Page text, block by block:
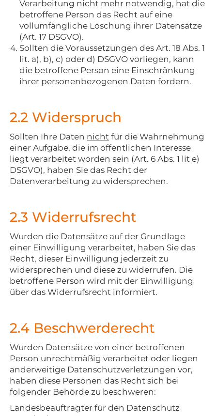
Verarbeitung nicht mehr notwendig, hat die
betroffene Person das Recht auf eine
vollumfängliche Löschung ihrer Datensätze
(Art. 17 DSGVO).
Sollten die Voraussetzungen des Art. 18 Abs. 1
lit. a), b), c) oder d) DSGVO vorliegen, kann
die betroffene Person eine Einschränkung
ihrer personenbezogenen Daten fordern.
2.2 Widerspruch
Sollten Ihre Daten nicht für die Wahrnehmung
einer Aufgabe, die im öffentlichen Interesse
liegt verarbeitet worden sein (Art. 6 Abs. 1 lit e)
DSGVO), haben Sie das Recht der
Datenverarbeitung zu widersprechen.
2.3 Widerrufsrecht
Wurden die Datensätze auf der Grundlage
einer Einwilligung verarbeitet, haben Sie das
Recht, dieser Einwilligung jederzeit zu
widersprechen und diese zu widerrufen. Die
betroffene Person wird mit der Einwilligung
über das Widerrufsrecht informiert.
2.4 Beschwerderecht
Wurden Datensätze von einer betroffenen
Person unrechtmäßig verarbeitet oder liegen
anderweitige Datenschutzverletzungen vor,
haben diese Personen das Recht sich bei
folgender Behörde zu beschweren:
Landesbeauftragter für den Datenschutz